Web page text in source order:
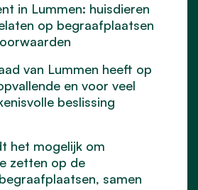
in Lummen: huisdieren
op begraafplaatsen
van Lummen heeft op
en voor veel
beslissing
het mogelijk om
zetten op de
samen